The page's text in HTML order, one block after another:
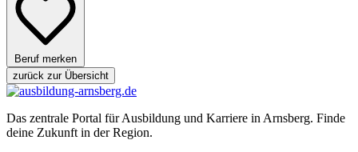
Beruf merken
zurück zur Übersicht
Das zentrale Portal für Ausbildung und Karriere in Arnsberg. Finde
deine Zukunft in der Region.